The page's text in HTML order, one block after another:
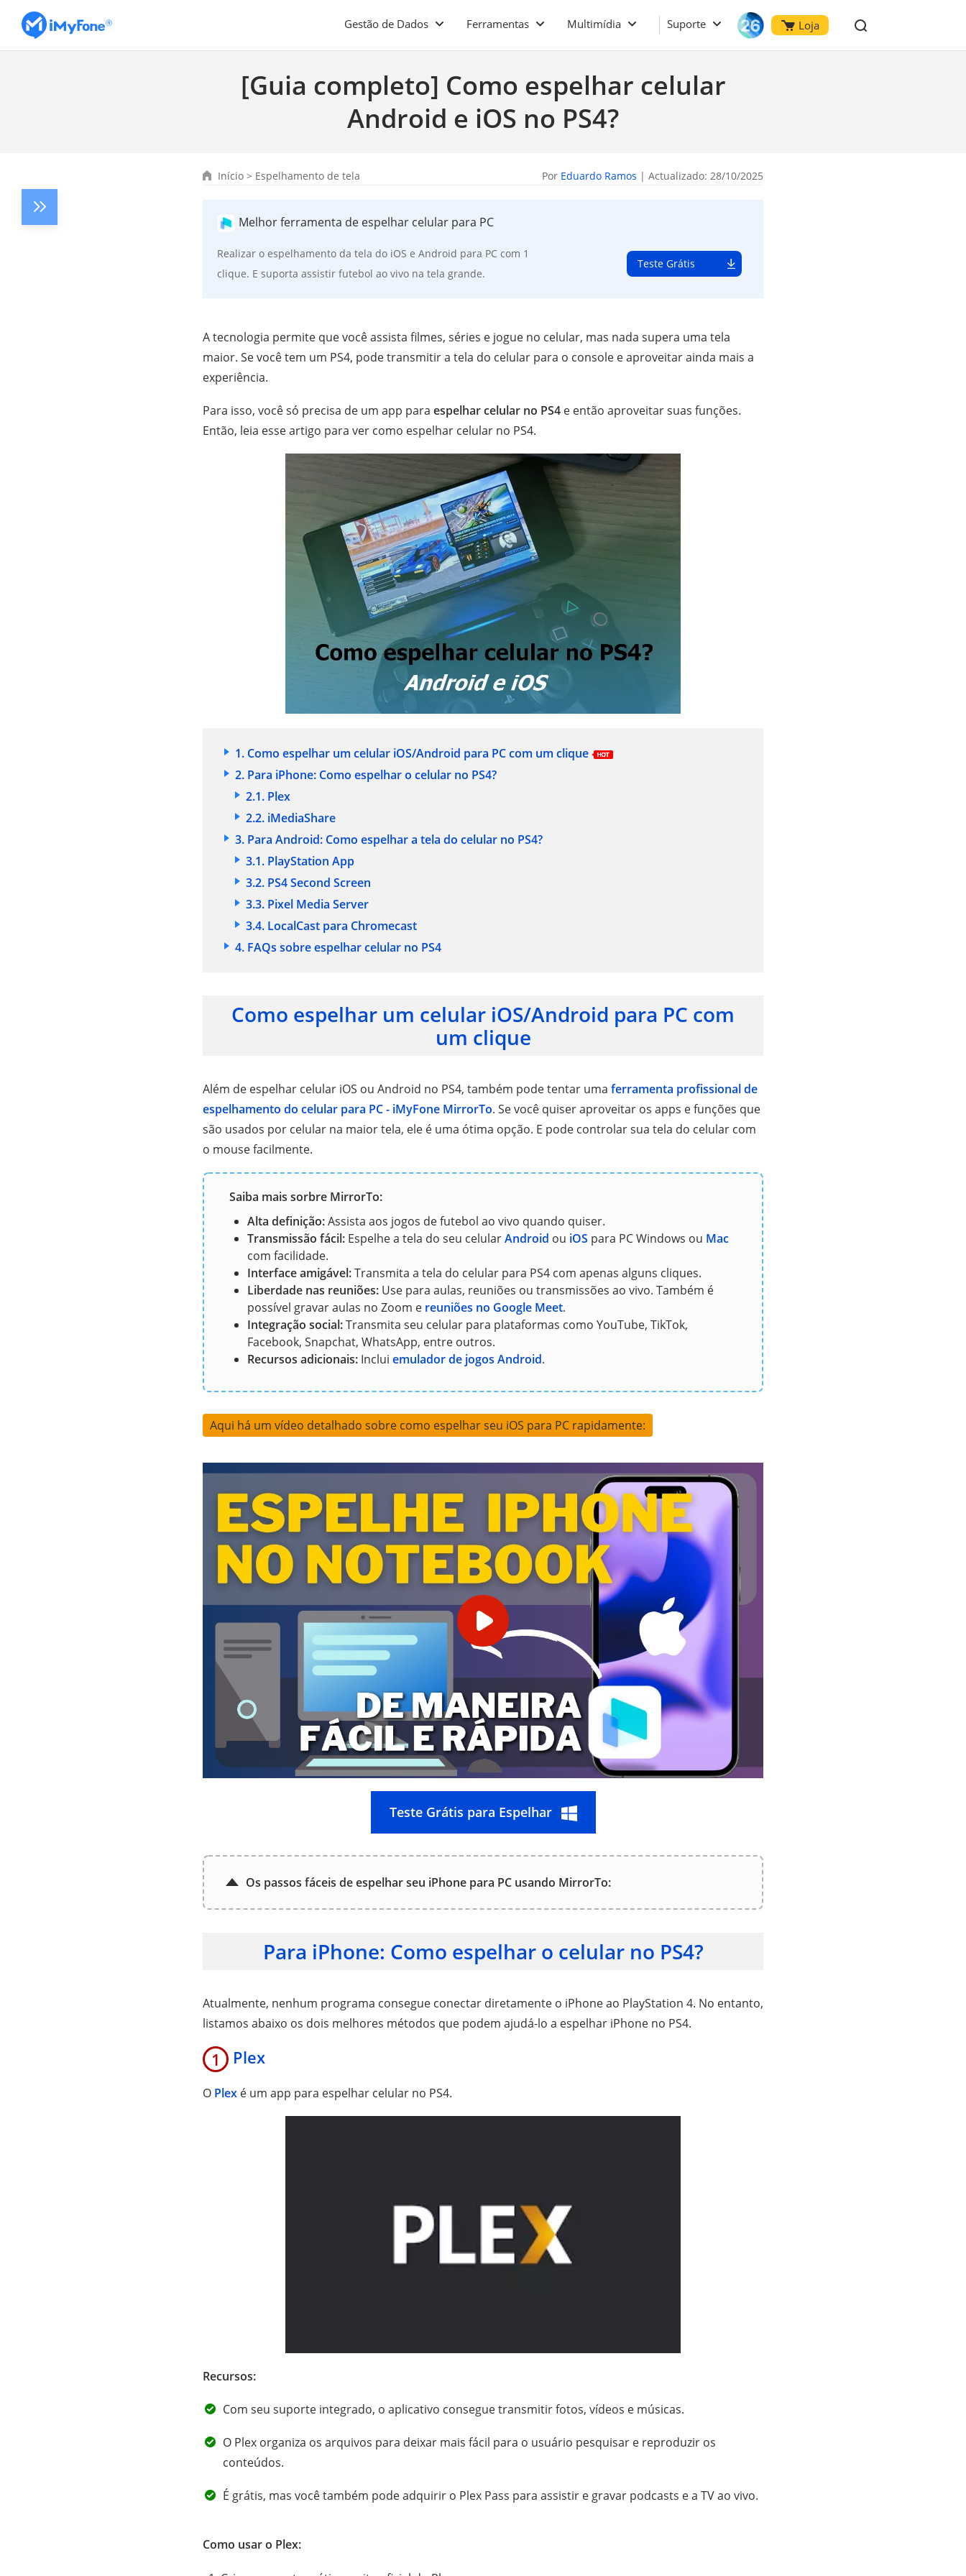
Gestão de Dados Ferramentas Multimídia Suporte Loja
[Guia completo] Como espelhar celular
Android e iOS no PS4?
Início > Espelhamento de tela Por Eduardo Ramos | Actualizado: 28/10/2025
Melhor ferramenta de espelhar celular para PC
Realizar o espelhamento da tela do iOS e Android para PC com 1
clique. E suporta assistir futebol ao vivo na tela grande.
Teste Grátis
A tecnologia permite que você assista filmes, séries e jogue no celular, mas nada supera uma tela
maior. Se você tem um PS4, pode transmitir a tela do celular para o console e aproveitar ainda mais a
experiência.
Para isso, você só precisa de um app para espelhar celular no PS4 e então aproveitar suas funções.
Então, leia esse artigo para ver como espelhar celular no PS4.
1. Como espelhar um celular iOS/Android para PC com um clique
2. Para iPhone: Como espelhar o celular no PS4?
2.1. Plex
2.2. iMediaShare
3. Para Android: Como espelhar a tela do celular no PS4?
3.1. PlayStation App
3.2. PS4 Second Screen
3.3. Pixel Media Server
3.4. LocalCast para Chromecast
4. FAQs sobre espelhar celular no PS4
Como espelhar um celular iOS/Android para PC com
um clique
Além de espelhar celular iOS ou Android no PS4, também pode tentar uma ferramenta profissional de
espelhamento do celular para PC - iMyFone MirrorTo. Se você quiser aproveitar os apps e funções que
são usados por celular na maior tela, ele é uma ótima opção. E pode controlar sua tela do celular com
o mouse facilmente.
Saiba mais sorbre MirrorTo:
Alta definição:Assista aos jogos de futebol ao vivo quando quiser.
Transmissão fácil: Espelhe a tela do seu celularAndroid ou iOS para PC Windows ou Mac
com facilidade.
Interface amigável:Transmita a tela do celular para PS4 com apenas alguns cliques.
Liberdade nas reuniões: Use para aulas, reuniões ou transmissões ao vivo. Também é
possível gravar aulas no Zoom e reuniões no Google Meet.
Integração social:Transmita seu celular para plataformas como YouTube, TikTok,
Facebook, Snapchat, WhatsApp, entre outros.
Recursos adicionais: Inclui emulador de jogos Android.
Aqui há um vídeo detalhado sobre como espelhar seu iOS para PC rapidamente:
Teste Grátis para Espelhar
Os passos fáceis de espelhar seu iPhone para PC usando MirrorTo:
Para iPhone: Como espelhar o celular no PS4?
Atualmente, nenhum programa consegue conectar diretamente o iPhone ao PlayStation 4. No entanto,
listamos abaixo os dois melhores métodos que podem ajudá-lo a espelhar iPhone no PS4.
1 Plex
O Plex é um app para espelhar celular no PS4.
Recursos:
Com seu suporte integrado, o aplicativo consegue transmitir fotos, vídeos e músicas.
O Plex organiza os arquivos para deixar mais fácil para o usuário pesquisar e reproduzir os
conteúdos.
É grátis, mas você também pode adquirir o Plex Pass para assistir e gravar podcasts e a TV ao vivo.
Como usar o Plex: